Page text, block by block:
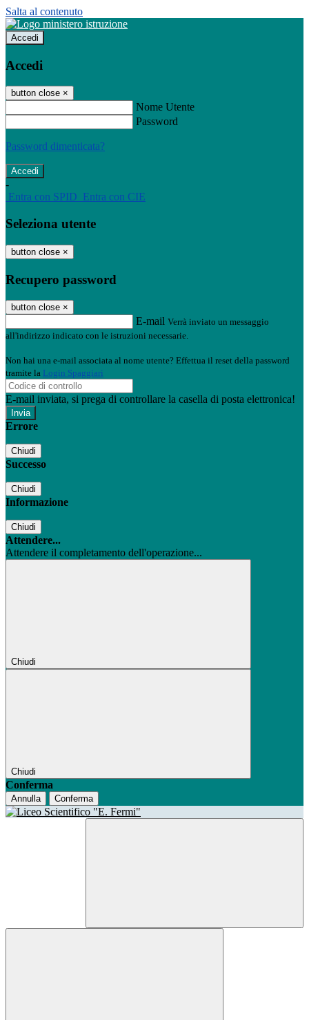
Salta al contenuto
Accedi
Accedi
button close ×
Nome Utente
Password
Password dimenticata?
-
Entra con SPID Entra con CIE
Seleziona utente
button close ×
Recupero password
button close ×
E-mail Verrà inviato un messaggio
all'indirizzo indicato con le istruzioni necessarie.
Non hai una e-mail associata al nome utente? Effettua il reset della password
tramite la Login Spaggiari
E-mail inviata, si prega di controllare la casella di posta elettronica!
Errore
Chiudi
Successo
Chiudi
Informazione
Chiudi
Attendere...
Attendere il completamento dell'operazione...
Chiudi
Chiudi
Conferma
Annulla Conferma